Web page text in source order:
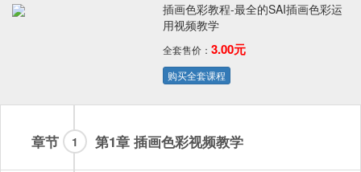
插画色彩教程-最全的SAI插画色彩运
用视频教学
全套售价： 3.00元
购买全套课程
章节 第1章 插画色彩视频教学
1